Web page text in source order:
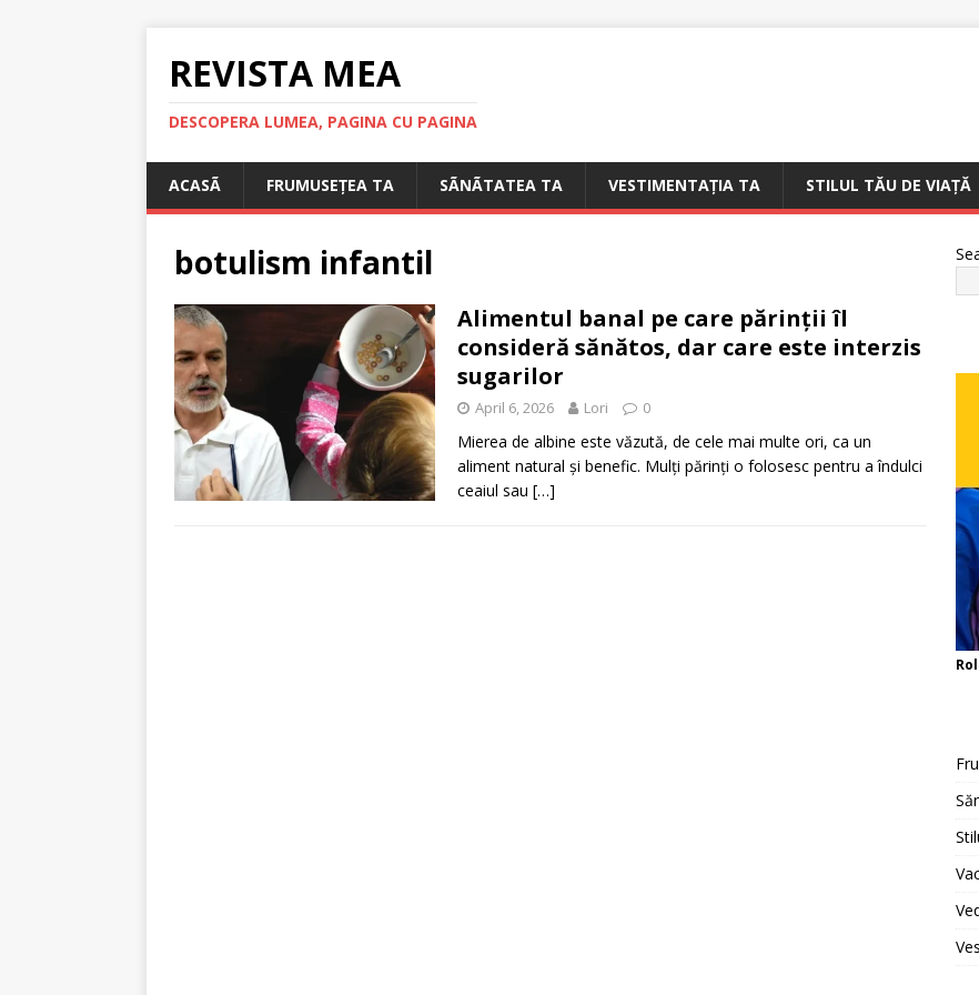
REVISTA MEA
DESCOPERA LUMEA, PAGINA CU PAGINA
ACASÃ FRUMUSEȚEA TA SÃNÃTATEA TA VESTIMENTAȚIA TA STILUL TĂU DE VIAȚĂ
botulism infantil
Alimentul banal pe care părinții îl
consideră sănătos, dar care este interzis
sugarilor
April 6, 2026 Lori 0
Mierea de albine este văzută, de cele mai multe ori, ca un
aliment natural și benefic. Mulți părinți o folosesc pentru a îndulci
ceaiul sau […]